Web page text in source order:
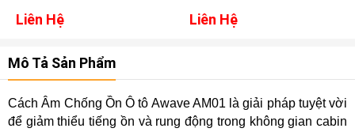
Liên Hệ Liên Hệ
Mô Tả Sản Phẩm
Cách Âm Chống Ồn Ô tô Awave AM01 là giải pháp tuyệt vời
để giảm thiểu tiếng ồn và rung động trong không gian cabin